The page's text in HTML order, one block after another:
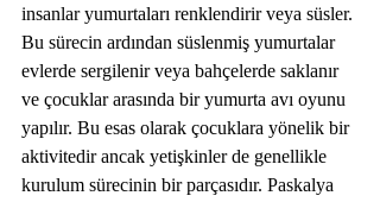
insanlar yumurtaları renklendirir veya süsler.
Bu sürecin ardından süslenmiş yumurtalar
evlerde sergilenir veya bahçelerde saklanır
ve çocuklar arasında bir yumurta avı oyunu
yapılır. Bu esas olarak çocuklara yönelik bir
aktivitedir ancak yetişkinler de genellikle
kurulum sürecinin bir parçasıdır. Paskalya